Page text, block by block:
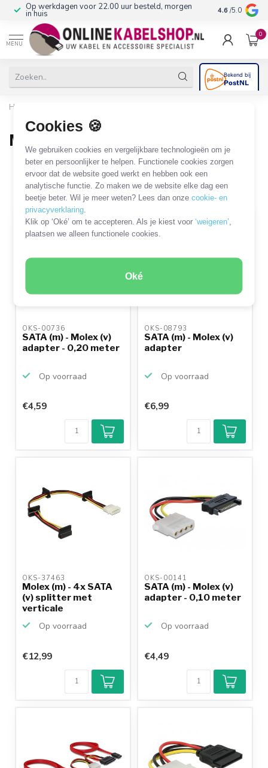
Cookies 🍪
We gebruiken cookies en vergelijkbare technologieën om je
beter en persoonlijker te helpen. Functionele cookies zorgen
ervoor dat de website goed werkt en hebben ook een
analytische functie. Zo maken we de website elke dag een
beetje beter. Wil je meer weten? Lees dan onzecookie- en
privacyverklaring
Klik op ‘Oké’ om te accepteren. Als je kiest voor‘weigeren’
plaatsen we alleen functionele cookies.
Oké
Op werkdagen voor 22.00 uur besteld, morgen
in huis 10+jaar
4.6 /5.0
MENU
0
Home
Molex voedingskabels en adapters
Molex - SATA
39 PRODUCTEN
Filters SORTEER OP
OKS-00736
SATA (m) - Molex (v)
adapter - 0,20 meter
Op voorraad
€4,59
OKS-08793
SATA (m) - Molex (v)
adapter
Op voorraad
€6,99
OKS-37463
Molex (m) - 4x SATA
(v) splitter met
verticale
Op voorraad
€12,99
OKS-00141
SATA (m) - Molex (v)
adapter - 0,10 meter
Op voorraad
€4,49